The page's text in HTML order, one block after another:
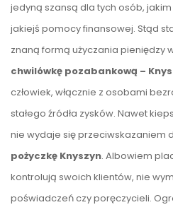
jedyną szansą dla tych osób,
jakiejś pomocy finansowej. Stąd
znaną formą użyczania pieniędzy
chwilówkę pozabankową –
człowiek, włącznie z osobami
stałego źródła zysków. Nawet
nie wydaje się przeciwskazaniem
pożyczkę Knyszyn. Albowiem
kontrolują swoich klientów, nie
poświadczeń czy poręczycieli.